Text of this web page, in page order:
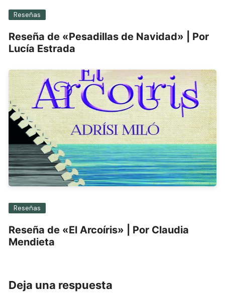
Reseñas
Reseña de «Pesadillas de Navidad» | Por
Lucía Estrada
Reseñas
Reseña de «El Arcoíris» | Por Claudia
Mendieta
Deja una respuesta